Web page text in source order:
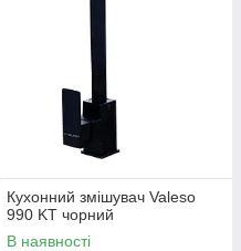
Кухонний змішувач Valeso
990 KT чорний
В наявності